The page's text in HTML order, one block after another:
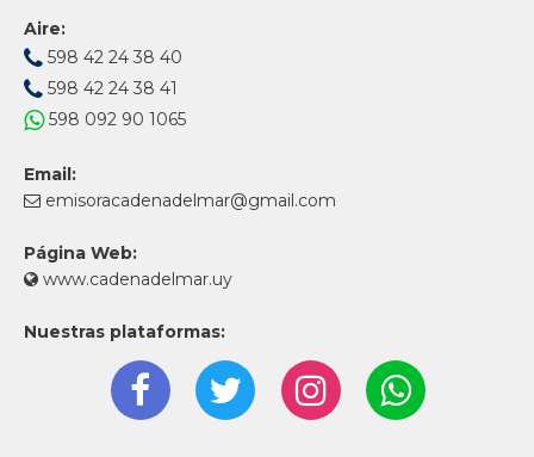
Aire:
598 42 24 38 40
598 42 24 38 41
598 092 90 1065
Email:
emisoracadenadelmar@gmail.com
Página Web:
www.cadenadelmar.uy
Nuestras plataformas: